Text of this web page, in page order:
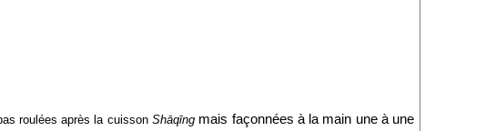
roulées après la cuisson Shāqīng mais façonnées à la main une à une